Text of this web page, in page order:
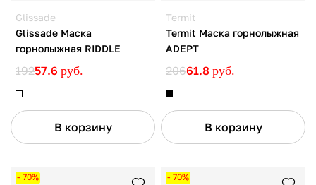
Glissade
Glissade Маска
горнолыжная RIDDLE
19257.6 руб.
В корзину
Termit
Termit Маска горнолыжная
ADEPT
20661.8 руб.
В корзину
- 70% - 70%